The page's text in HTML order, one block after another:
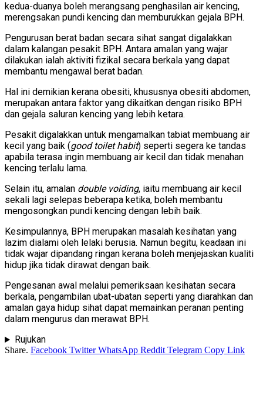
kedua-duanya boleh merangsang penghasilan air kencing,
merengsakan pundi kencing dan memburukkan gejala BPH.
Pengurusan berat badan secara sihat sangat digalakkan
dalam kalangan pesakit BPH. Antara amalan yang wajar
dilakukan ialah aktiviti fizikal secara berkala yang dapat
membantu mengawal berat badan.
Hal ini demikian kerana obesiti, khususnya obesiti abdomen,
merupakan antara faktor yang dikaitkan dengan risiko BPH
dan gejala saluran kencing yang lebih ketara.
Pesakit digalakkan untuk mengamalkan tabiat membuang air
kecil yang baik (good toilet habit) seperti segera ke tandas
apabila terasa ingin membuang air kecil dan tidak menahan
kencing terlalu lama.
Selain itu, amalan double voiding, iaitu membuang air kecil
sekali lagi selepas beberapa ketika, boleh membantu
mengosongkan pundi kencing dengan lebih baik.
Kesimpulannya, BPH merupakan masalah kesihatan yang
lazim dialami oleh lelaki berusia. Namun begitu, keadaan ini
tidak wajar dipandang ringan kerana boleh menjejaskan kualiti
hidup jika tidak dirawat dengan baik.
Pengesanan awal melalui pemeriksaan kesihatan secara
berkala, pengambilan ubat-ubatan seperti yang diarahkan dan
amalan gaya hidup sihat dapat memainkan peranan penting
dalam mengurus dan merawat BPH.
Rujukan
Share. Facebook Twitter WhatsApp Reddit Telegram Copy Link